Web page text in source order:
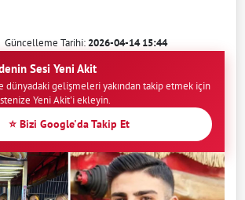
Güncelleme Tarihi:2026-04-14 15:44
Sesi Yeni Akit
dünyadaki gelişmeleri yakından takip etmek için
Yeni Akit'i ekleyin.
⭐ Bizi Google'da Takip Et